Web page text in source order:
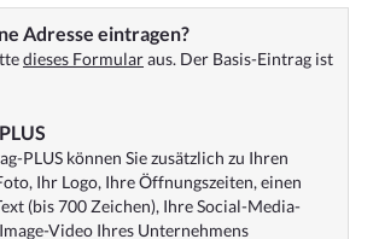
Adresse eintragen?
dieses Formularaus. Der Basis-Eintrag ist
PLUS können Sie zusätzlich zu Ihren
Ihr Logo, Ihre Öffnungszeiten, einen
(bis 700 Zeichen), Ihre Social-Media-
Video Ihres Unternehmens